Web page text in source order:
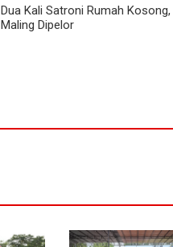
Dua Kali Satroni Rumah Kosong,
Maling Dipelor